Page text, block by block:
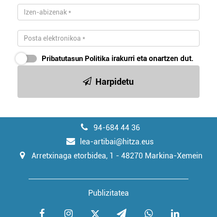
Pribatutasun Politika irakurri eta onartzen dut.
Harpidetu
94-684 44 36
lea-artibai@hitza.eus
Arretxinaga etorbidea, 1 - 48270 Markina-Xemein
Publizitatea